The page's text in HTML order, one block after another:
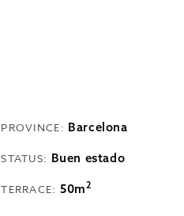
PROVINCE: Barcelona
STATUS: Buen estado
TERRACE: 50m2